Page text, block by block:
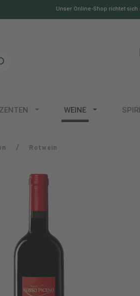
Unser Online-Shop richtet sich
WEINE
/ Rotwein